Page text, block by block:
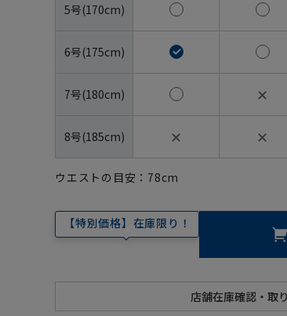
5号(170cm)
6号(175cm)
7号(180cm) ✕
8号(185cm) ✕ ✕
ウエストの目安： 78cm
【特別価格】在庫限り！